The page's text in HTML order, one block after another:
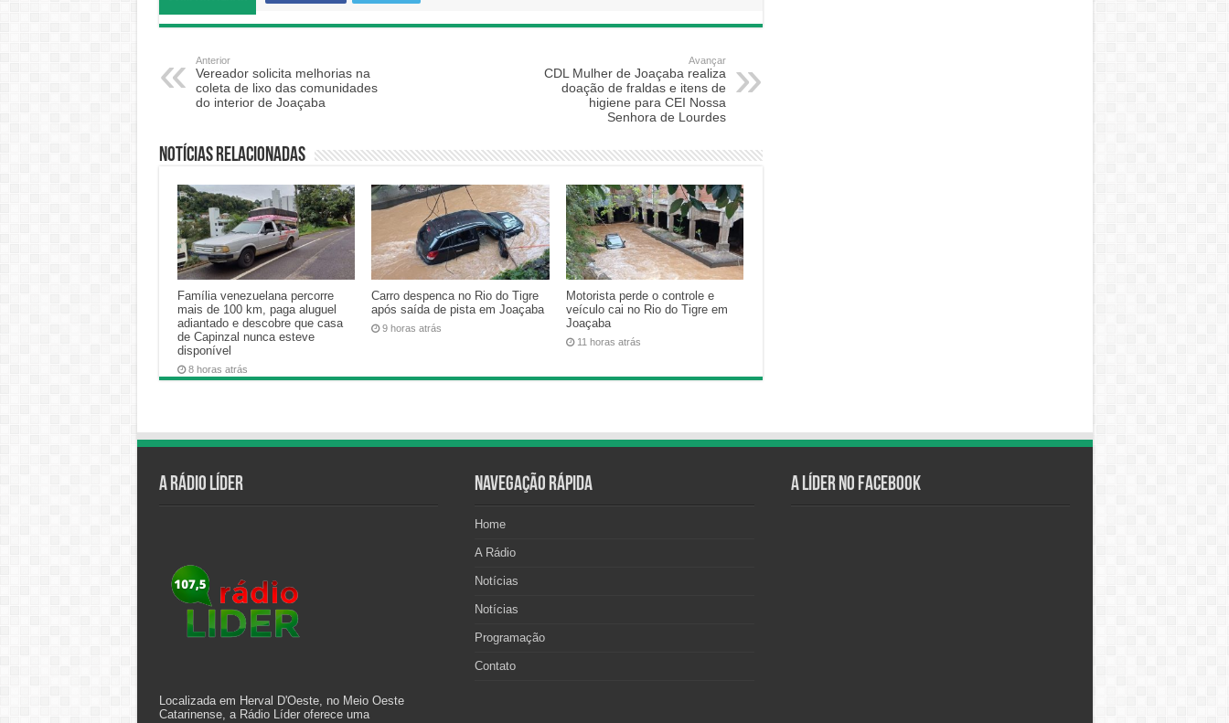
Anterior
Vereador solicita melhorias na
coleta de lixo das comunidades
do interior de Joaçaba
Avançar
CDL Mulher de Joaçaba realiza
doação de fraldas e itens de
higiene para CEI Nossa
Senhora de Lourdes
Notícias relacionadas
Família venezuelana percorre
mais de 100 km, paga aluguel
adiantado e descobre que casa
de Capinzal nunca esteve
disponível
8 horas atrás
Carro despenca no Rio do Tigre
após saída de pista em Joaçaba
9 horas atrás
Motorista perde o controle e
veículo cai no Rio do Tigre em
Joaçaba
11 horas atrás
A Rádio Líder
Localizada em Herval D'Oeste, no Meio Oeste
Catarinense, a Rádio Líder oferece uma
Navegação Rápida
Home
A Rádio
Notícias
Notícias
Programação
Contato
A Líder no Facebook